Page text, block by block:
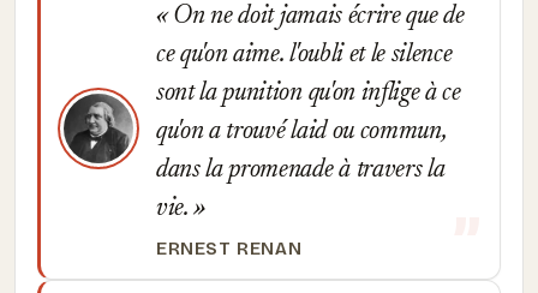
On ne doit jamais écrire que de
ce qu'on aime. l'oubli et le silence
sont la punition qu'on inflige à ce
qu'on a trouvé laid ou commun,
dans la promenade à travers la
vie.
ERNEST RENAN